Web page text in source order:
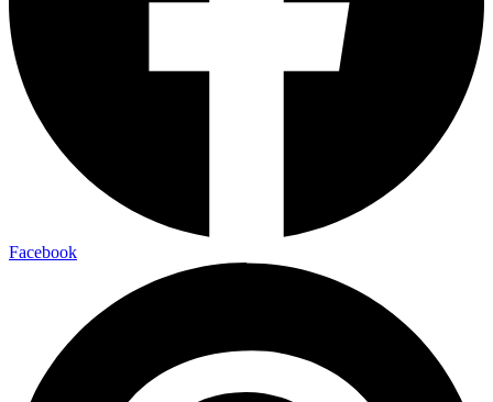
Facebook